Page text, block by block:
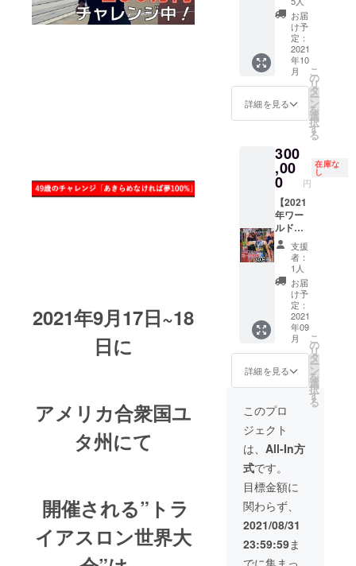
2021年9月17日~18
日に
アメリカ合衆国ユ
タ州にて
開催される”トラ
イアスロン世界大
羅高等学校
広島県高校
選手権 ３
０００ｍ障
害 ２位
（大会新）
上選手権
３０００ｍ
障害 ７位
中国高校駅
伝 （5区区
間賞）
石田学園
広島経済大
全日本イン
カレ ３０
００ｍ障害
全日本大学
三原市役所
退職（1995
年4月～2015
年8月）
●所属
ダスキン福
山 顧問
2021年4月
載せて
全力で
テツ
ローが
前進し
ます。
スポン
サー枠
プロト
ライア
スリー
トに
とって
心強い
応援で
もあり
ます。
フォー
ムに
ネーム
掲載さ
せてい
ただき
ます。
※写真、
いる箇
所に掲
載。
25cmの
大きさ
となり
ます。
あな
たのお
名前を
載せて
全力で
テツ
ローが
前進し
ます。
スポン
サー枠
掲載は
ライア
スリー
トに
とって
心強い
応援で
もあり
ます。
ニング
参加で
きる権
利】
様々な
トレー
ニング
から、
スイム
ンそれ
ぞれの
環境に
合わせ
てご希
望の
パート
で一緒
に私の
ホーム
コース
でト
レーニ
ングを
行いま
す。
お届
け予
定：
2021
年10
月
詳細を見る
こ
の
リ
タ
ー
ン
を
選
択
す
る
300
,00
0 円
在庫な
し
【2021
年ワー
ルド
チャン
ピオン
シップ
（世界
一決定
戦）ユ
フォー
ムネー
ム掲載
】 【必
須】掲
必ず備
考欄に
記入く
ださ
い。
あなた
のお名
前・企
業様名
をユニ
フォー
ムに
ネーム
支援
者：
1人
お届
け予
定：
2021
年09
月
詳細を見る
こ
の
リ
タ
ー
ン
を
選
択
す
る
このプロ
ジェクト
は、 All-In方
式です。
目標金額に
関わらず、
2021/08/31
23:59:59ま